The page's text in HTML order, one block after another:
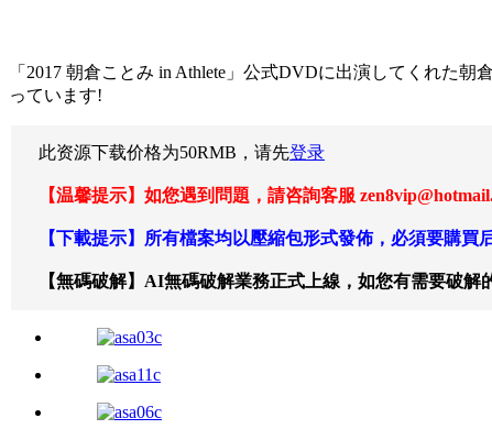
「2017 朝倉ことみ in Athlete」公式DVDに出演してくれた
っています!
此资源下载价格为50RMB，请先登录
【温馨提示】如您遇到問題，請咨詢客服
【下載提示】所有檔案均以壓縮包形式發佈，必須要購
【無碼破解】AI無碼破解業務正式上線，如您有需要破